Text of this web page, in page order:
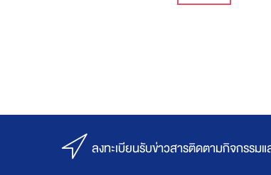
ลงทะเบียนรับข่าวสารติดตามกิจกรรมแ